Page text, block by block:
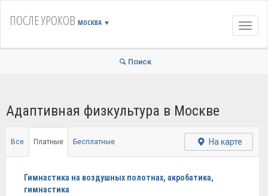
ПОСЛЕ УРОКОВ МОСКВА ▼
Поиск
Адаптивная физкультура в Москве
Все Платные Бесплатные На карте
Гимнастика на воздушных полотнах, акробатика,
гимнастика